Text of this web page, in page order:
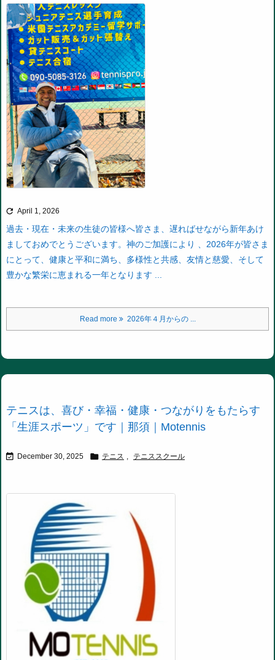
 April 1, 2026
過去・現在・未来の生徒の皆様へ皆さま、遅ればせながら新年あけ
ましておめでとうございます。神のご加護により 、2026年が皆さま
にとって、健康と平和に満ち、多様性と共感、友情と慈愛、そして
豊かな繁栄に恵まれる一年となります ...
Read more 2026年４月からの ...
テニスは、喜び・幸福・健康・つながりをもたらす
「生涯スポーツ」です｜那須｜Motennis
 December 30, 2025  テニス , テニススクール